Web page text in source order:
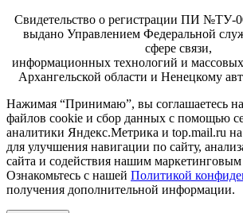
Свидетельство о регистрации ПИ №ТУ-
выдано Управлением Федеральной
сфере связи,
информационных технологий и
Архангельской области и Ненецкому
Нажимая “Принимаю”, вы соглашаетесь
файлов cookie и сбор данных с помощью
аналитики Яндекс.Метрика и top.mail.ru
для улучшения навигации по сайту,
сайта и содействия нашим
Ознакомьтесь с нашей Политикой
получения дополнительной информации.